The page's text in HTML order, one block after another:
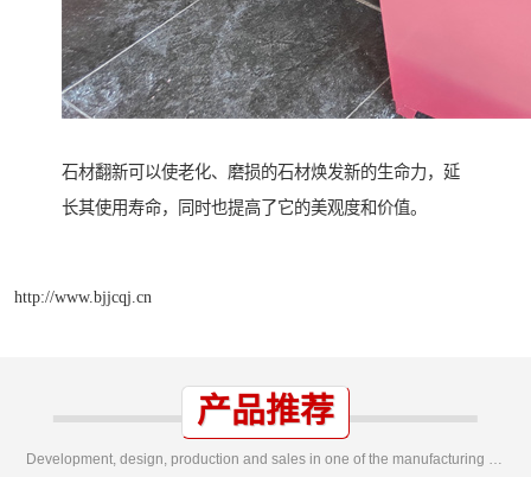
石材翻新可以使老化、磨损的石材焕发新的生命力，延
长其使用寿命，同时也提高了它的美观度和价值。
http://www.bjjcqj.cn
产品推荐